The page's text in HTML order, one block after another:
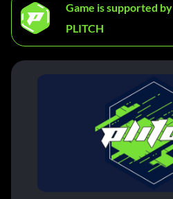
Game is supported by
PLITCH